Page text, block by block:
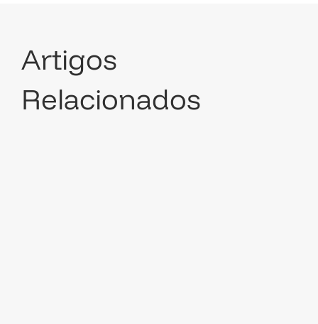
Artigos
Relacionados